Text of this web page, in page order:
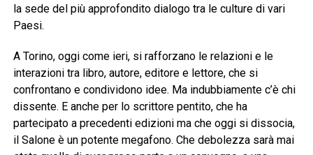
la sede del più approfondito dialogo tra le culture di vari
Paesi.
A Torino, oggi come ieri, si rafforzano le relazioni e le
interazioni tra libro, autore, editore e lettore, che si
confrontano e condividono idee. Ma indubbiamente c’è chi
dissente. E anche per lo scrittore pentito, che ha
partecipato a precedenti edizioni ma che oggi si dissocia,
il Salone è un potente megafono. Che debolezza sarà mai